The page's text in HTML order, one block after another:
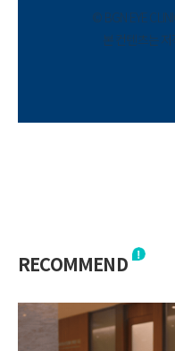
© BGN EYE
본 컨텐츠는
RECOMMEND